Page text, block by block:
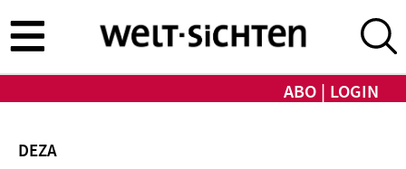
zum
Inhalt
ABO LOGIN
DEZA